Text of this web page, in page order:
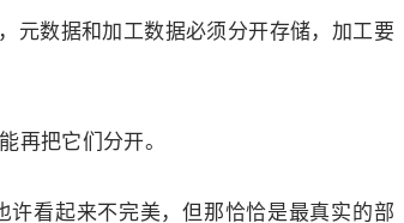
元数据和加工数据必须分开存储，加工要
再把它们分开。
看起来不完美，但那恰恰是最真实的部